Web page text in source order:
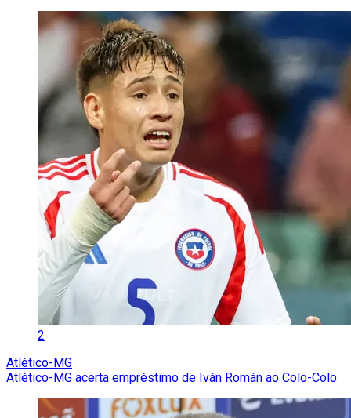
2
Atlético-MG
Atlético-MG acerta empréstimo de Iván Román ao Colo-Colo